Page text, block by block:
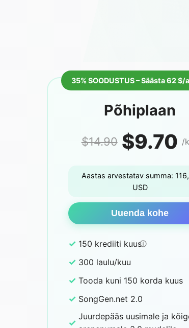
35% SOODUSTUS – Säästa 62 $/
Põhiplaan
$14.90 $9.70 /
Aastas arvestatav summa:
USD
Uuenda kohe
✓ 150 krediiti kuus
✓ 300 laulu/kuu
✓ Tooda kuni 150 korda kuus
✓ SongGen.net 2.0
✓
Juurdepääs uusimale ja